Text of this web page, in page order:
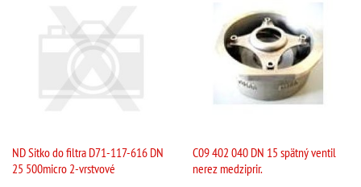
ND Sitko do filtra D71-117-616 DN
25 500micro 2-vrstvové
C09 402 040 DN 15 spätný ventil
nerez medziprir.